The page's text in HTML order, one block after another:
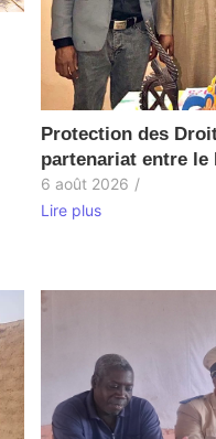
Protection des
partenariat entre le
6 août 2026 /
Lire plus